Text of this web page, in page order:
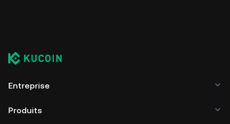
Entreprise
Produits